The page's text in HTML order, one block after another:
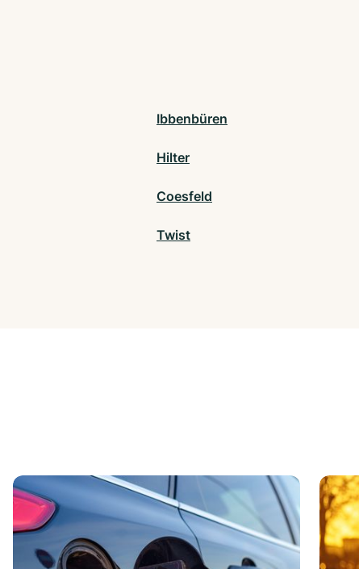
Ibbenbüren
Hilter
Coesfeld
Twist